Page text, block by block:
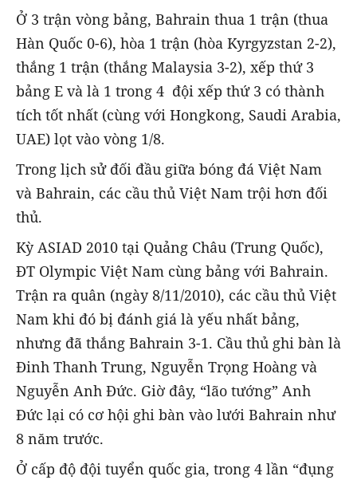
Ở 3 trận vòng bảng, Bahrain thua 1 trận (thua
Hàn Quốc 0-6), hòa 1 trận (hòa Kyrgyzstan 2-2),
thắng 1 trận (thắng Malaysia 3-2), xếp thứ 3
bảng E và là 1 trong 4 đội xếp thứ 3 có thành
tích tốt nhất (cùng với Hongkong, Saudi Arabia,
UAE) lọt vào vòng 1/8.
Trong lịch sử đối đầu giữa bóng đá Việt Nam
và Bahrain, các cầu thủ Việt Nam trội hơn đối
thủ.
Kỳ ASIAD 2010 tại Quảng Châu (Trung Quốc),
ĐT Olympic Việt Nam cùng bảng với Bahrain.
Trận ra quân (ngày 8/11/2010), các cầu thủ Việt
Nam khi đó bị đánh giá là yếu nhất bảng,
nhưng đã thắng Bahrain 3-1. Cầu thủ ghi bàn là
Đinh Thanh Trung, Nguyễn Trọng Hoàng và
Nguyễn Anh Đức. Giờ đây, “lão tướng” Anh
Đức lại có cơ hội ghi bàn vào lưới Bahrain như
8 năm trước.
Ở cấp độ đội tuyển quốc gia, trong 4 lần “đụng